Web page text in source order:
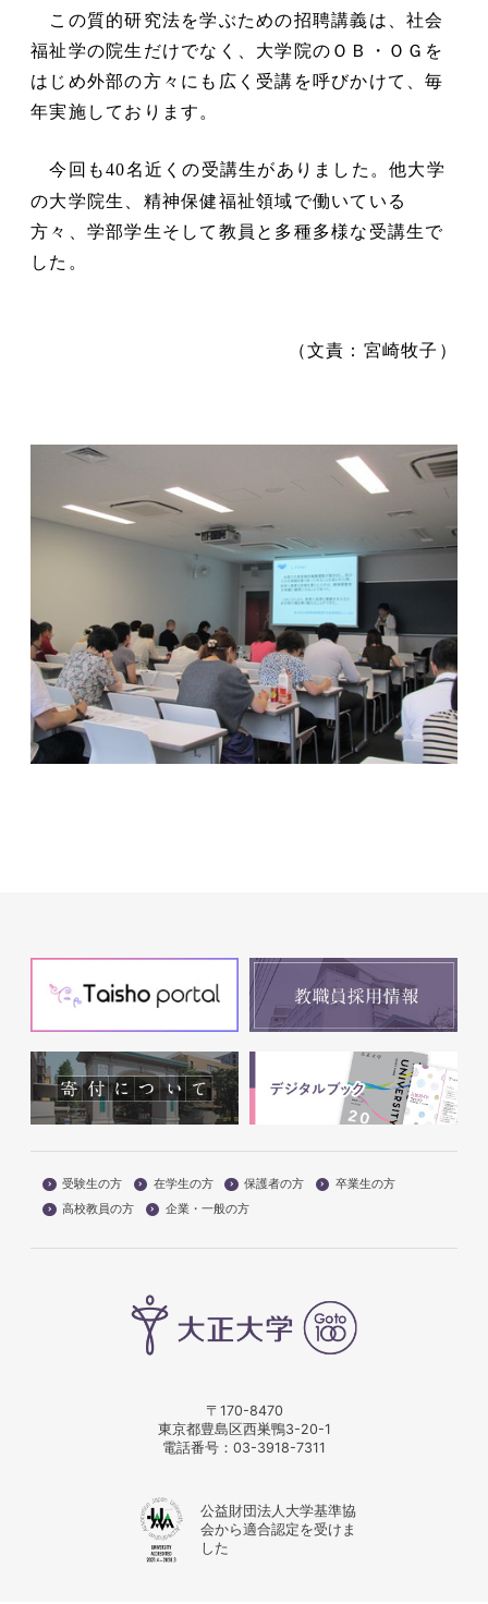
この質的研究法を学ぶための招聘講義は、社会
福祉学の院生だけでなく、大学院のＯＢ・ＯＧを
はじめ外部の方々にも広く受講を呼びかけて、毎
年実施しております。
今回も40名近くの受講生がありました。他大学
の大学院生、精神保健福祉領域で働いている
方々、学部学生そして教員と多種多様な受講生で
した。
（文責：宮崎牧子）
受験生の方 在学生の方 保護者の方
卒業生の方
高校教員の方
企業・一般の方
〒170-8470
東京都豊島区西巣鴨3-20-1
電話番号： 03-3918-7311
公益財団法人大学基準協
会から適合認定を受けま
した